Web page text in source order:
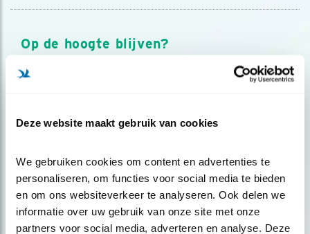
Deze website maakt gebruik van cookies
We gebruiken cookies om content en advertenties te
personaliseren, om functies voor social media te bieden
en om ons websiteverkeer te analyseren. Ook delen we
informatie over uw gebruik van onze site met onze
partners voor social media, adverteren en analyse. Deze
Op de hoogte blijven?
Meld je aan en ontvang nieuws, inspiratie, acties en tips
over vogels en activiteiten van Vogelbescherming.